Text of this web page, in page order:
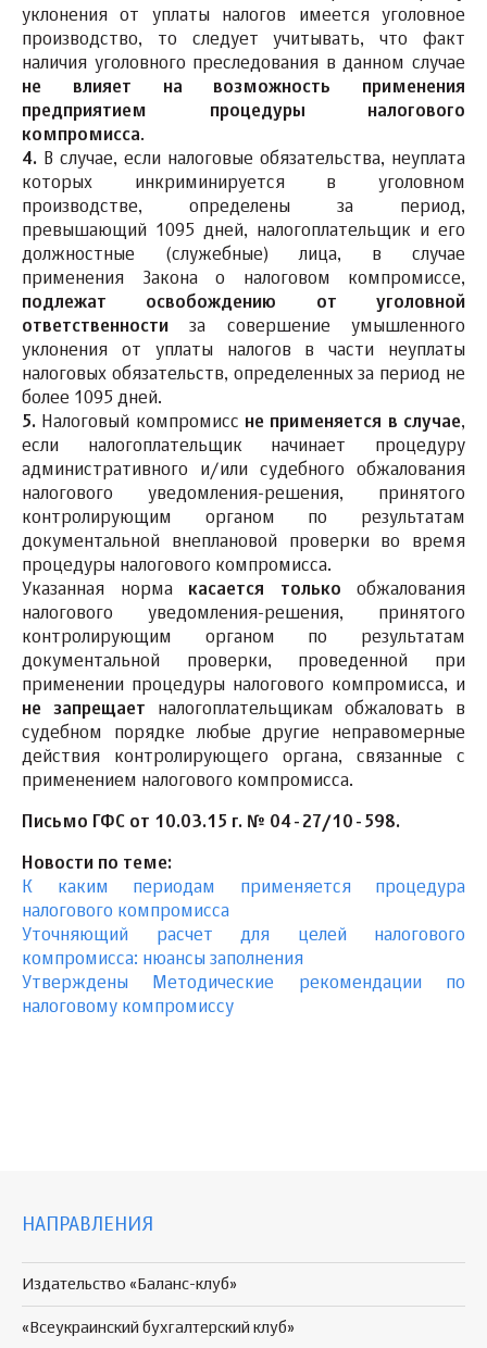
уклонения от уплаты налогов имеется уголовное
производство, то следует учитывать, что факт
наличия уголовного преследования в данном случае
не влияет на возможность применения
предприятием процедуры налогового
компромисса.
4. В случае, если налоговые обязательства, неуплата
которых инкриминируется в уголовном
производстве, определены за период,
превышающий 1095 дней, налогоплательщик и его
должностные (служебные) лица, в случае
применения Закона о налоговом компромиссе,
подлежат освобождению от уголовной
ответственности за совершение умышленного
уклонения от уплаты налогов в части неуплаты
налоговых обязательств, определенных за период не
более 1095 дней.
5. Налоговый компромисс не применяется в случае,
если налогоплательщик начинает процедуру
административного и/или судебного обжалования
налогового уведомления-решения, принятого
контролирующим органом по результатам
документальной внеплановой проверки во время
процедуры налогового компромисса.
Указанная норма касается только обжалования
налогового уведомления-решения, принятого
контролирующим органом по результатам
документальной проверки, проведенной при
применении процедуры налогового компромисса, и
не запрещает налогоплательщикам обжаловать в
судебном порядке любые другие неправомерные
действия контролирующего органа, связанные с
применением налогового компромисса.
Письмо ГФС от 10.03.15 г. № 04-27/10-598.
Новости по теме:
К каким периодам применяется процедура
налогового компромисса
Уточняющий расчет для целей налогового
компромисса: нюансы заполнения
Утверждены Методические рекомендации по
налоговому компромиссу
НАПРАВЛЕНИЯ
Издательство «Баланс-клуб»
«Всеукраинский бухгалтерский клуб»